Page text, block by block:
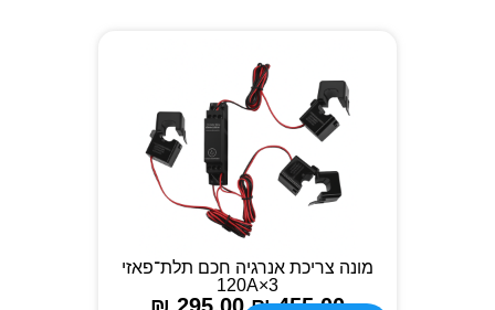
מונה צריכת אנרגיה חכם תלת־פאזי
3×120A